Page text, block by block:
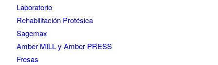
Laboratorio
Rehabilitación Protésica
Sagemax
Amber MILL y Amber PRESS
Fresas